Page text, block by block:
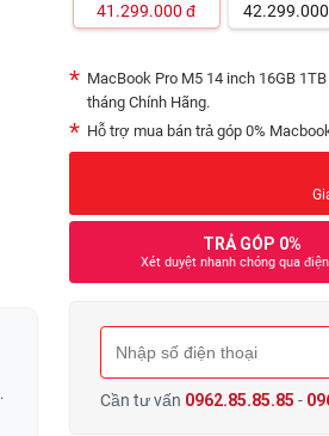
.
41.299.000 đ
42.299.000
MacBook Pro M5 14 inch 16GB
tháng Chính Hãng.
Hỗ trợ mua bán trả góp 0%
TRẢ GÓP 0%
Xét duyệt nhanh chóng qua
Cần tư vấn 0962.85.85.85 -